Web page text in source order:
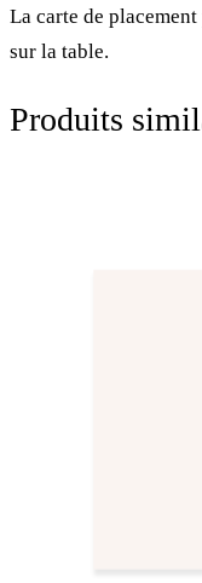
La carte de
sur la table.
Produits